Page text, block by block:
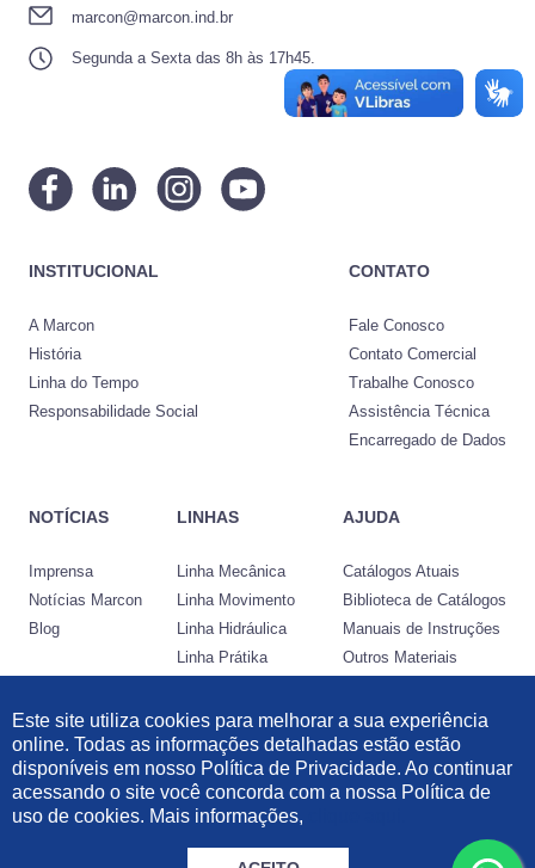
marcon@marcon.ind.br
Segunda a Sexta das 8h às 17h45.
INSTITUCIONAL
A Marcon
História
Linha do Tempo
Responsabilidade Social
CONTATO
Fale Conosco
Contato Comercial
Trabalhe Conosco
Assistência Técnica
Encarregado de Dados
NOTÍCIAS
Imprensa
Notícias Marcon
Blog
LINHAS
Linha Mecânica
Linha Movimento
Linha Hidráulica
Linha Prátika
AJUDA
Catálogos Atuais
Biblioteca de Catálogos
Manuais de Instruções
Outros Materiais
Desenvolvido por:
Informações Legais Política de Privacidade
© 2021 Marcon Indústria Metalúrgica Ltda | 57.211.997/0001-46. Todos os
Este site utiliza cookies para melhorar a sua experiência
online. Todas as informações detalhadas estão estão
disponíveis em nosso Política de Privacidade. Ao continuar
acessando o site você concorda com a nossa Política de
uso de cookies. Mais informações,